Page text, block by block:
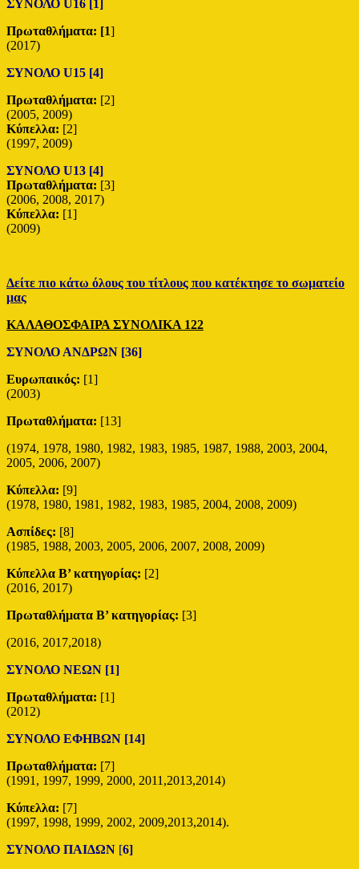
ΣΥΝΟΛΟ U16 [1]
Πρωταθλήματα: [1]
(2017)
ΣΥΝΟΛΟ U15 [4]
Πρωταθλήματα: [2]
(2005, 2009)
Κύπελλα: [2]
(1997, 2009)
ΣΥΝΟΛΟ U13 [4]
Πρωταθλήματα: [3]
(2006, 2008, 2017)
Κύπελλα: [1]
(2009)
Δείτε πιο κάτω όλους του τίτλους που κατέκτησε το σωματείο
μας
ΚΑΛΑΘΟΣΦΑΙΡΑ ΣΥΝΟΛΙΚΑ 122
ΣΥΝΟΛΟ ΑΝΔΡΩΝ [36]
Ευρωπαικός: [1]
(2003)
Πρωταθλήματα: [13]
(1974, 1978, 1980, 1982, 1983, 1985, 1987, 1988, 2003, 2004,
2005, 2006, 2007)
Κύπελλα: [9]
(1978, 1980, 1981, 1982, 1983, 1985, 2004, 2008, 2009)
Ασπίδες: [8]
(1985, 1988, 2003, 2005, 2006, 2007, 2008, 2009)
Κύπελλα Β’ κατηγορίας: [2]
(2016, 2017)
Πρωταθλήματα Β’ κατηγορίας: [3]
(2016, 2017,2018)
ΣΥΝΟΛΟ ΝΕΩΝ [1]
Πρωταθλήματα: [1]
(2012)
ΣΥΝΟΛΟ ΕΦΗΒΩΝ [14]
Πρωταθλήματα: [7]
(1991, 1997, 1999, 2000, 2011,2013,2014)
Κύπελλα: [7]
(1997, 1998, 1999, 2002, 2009,2013,2014).
ΣΥΝΟΛΟ ΠΑΙΔΩΝ [6]